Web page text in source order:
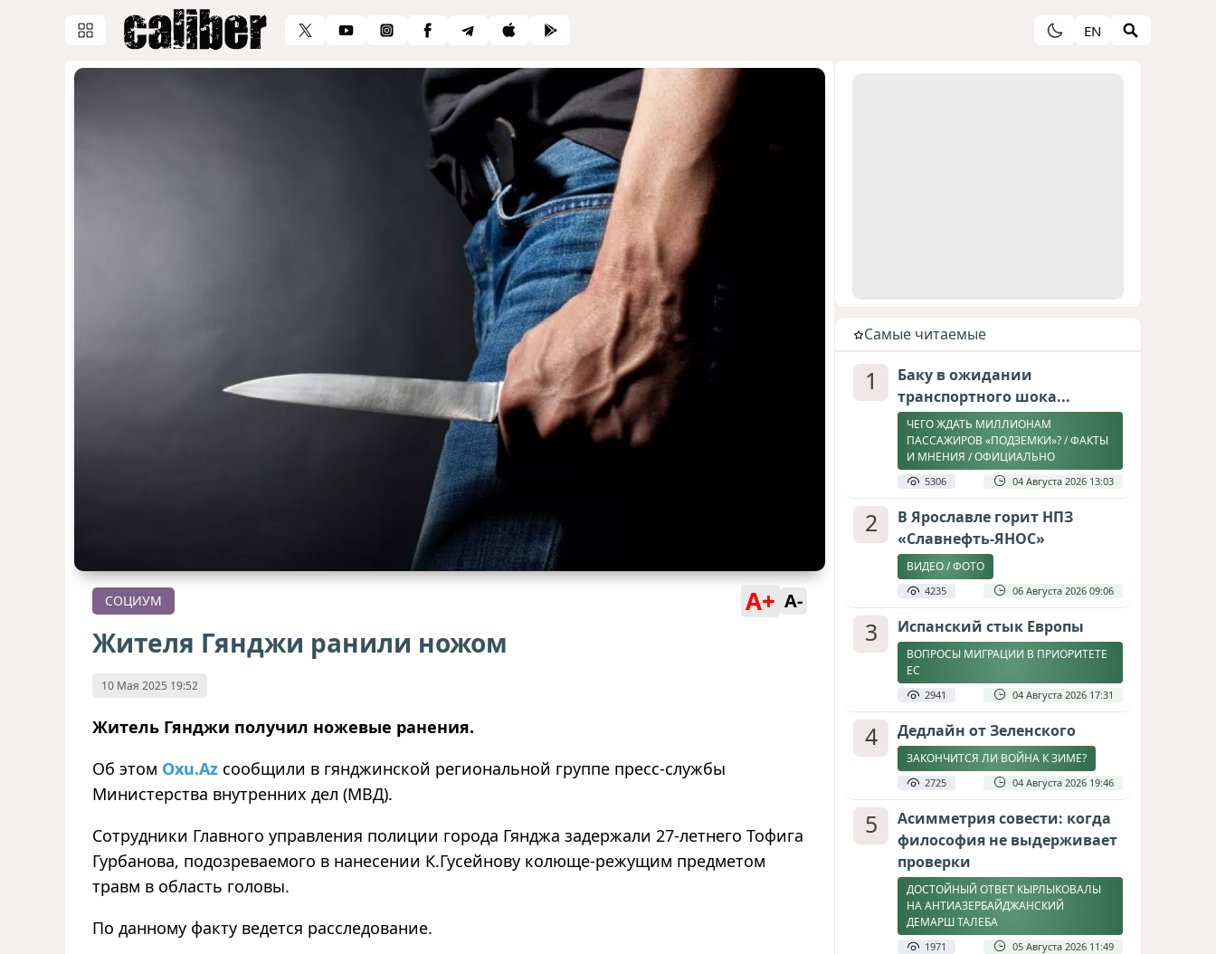
EN
СОЦИУМ A+ A-
Жителя Гянджи ранили ножом
10 Мая 2025 19:52
Житель Гянджи получил ножевые ранения.
Об этом Oxu.Az сообщили в гянджинской региональной группе пресс-службы
Министерства внутренних дел (МВД).
Сотрудники Главного управления полиции города Гянджа задержали 27-летнего Тофига
Гурбанова, подозреваемого в нанесении К.Гусейнову колюще-режущим предметом
травм в область головы.
По данному факту ведется расследование.
Cамые читаемые
1
Баку в ожидании
транспортного шока...
ЧЕГО ЖДАТЬ МИЛЛИОНАМ
ПАССАЖИРОВ «ПОДЗЕМКИ»? / ФАКТЫ
И МНЕНИЯ / ОФИЦИАЛЬНО
5306 04 Августа 2026 13:03
2
В Ярославле горит НПЗ
«Славнефть-ЯНОС»
ВИДЕО / ФОТО
4235 06 Августа 2026 09:06
3 Испанский стык Европы
ВОПРОСЫ МИГРАЦИИ В ПРИОРИТЕТЕ
ЕС
2941 04 Августа 2026 17:31
4 Дедлайн от Зеленского
ЗАКОНЧИТСЯ ЛИ ВОЙНА К ЗИМЕ?
2725 04 Августа 2026 19:46
5
Асимметрия совести: когда
философия не выдерживает
проверки
ДОСТОЙНЫЙ ОТВЕТ КЫРЛЫКОВАЛЫ
НА АНТИАЗЕРБАЙДЖАНСКИЙ
ДЕМАРШ ТАЛЕБА
1971 05 Августа 2026 11:49